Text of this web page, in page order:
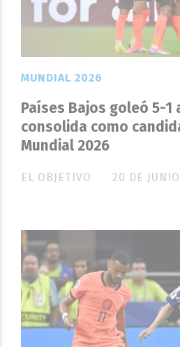
Países Bajos goleó 5-1
consolida como
Mundial 2026
EL OBJETIVO
MUNDIAL 2026
20 DE